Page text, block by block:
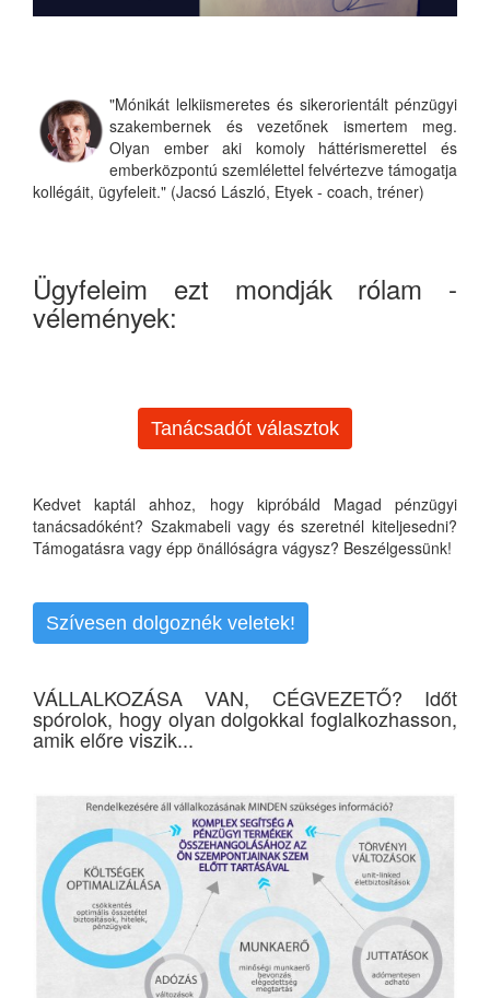
"Mónikát lelkiismeretes és sikerorientált pénzügyi
szakembernek és vezetőnek ismertem meg.
Olyan ember aki komoly háttérismerettel és
emberközpontú szemlélettel felvértezve támogatja
kollégáit, ügyfeleit." (Jacsó László, Etyek - coach, tréner)
Ügyfeleim ezt mondják rólam -
vélemények:
Tanácsadót választok
Kedvet kaptál ahhoz, hogy kipróbáld Magad pénzügyi
tanácsadóként? Szakmabeli vagy és szeretnél kiteljesedni?
Támogatásra vagy épp önállóságra vágysz? Beszélgessünk!
Szívesen dolgoznék veletek!
VÁLLALKOZÁSA VAN, CÉGVEZETŐ? Időt
spórolok, hogy olyan dolgokkal foglalkozhasson,
amik előre viszik...